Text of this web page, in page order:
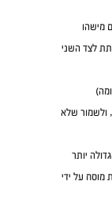
מישהו
לצד השני
ולשמור שלא
יותר
מוסח על ידי